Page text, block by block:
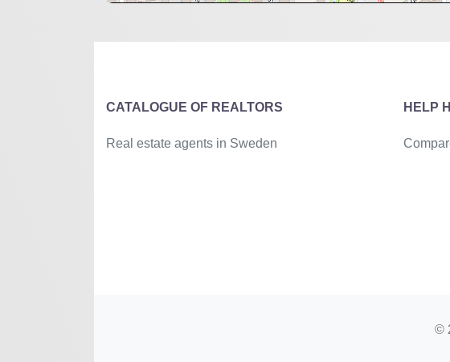
CATALOGUE OF REALTORS
Real estate agents in Sweden
HELP
©